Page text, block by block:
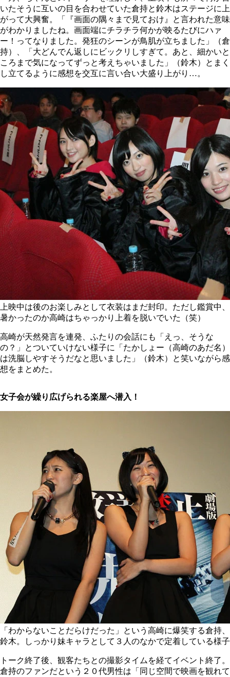
いたそうに互いの目を合わせていた倉持と鈴木はステージに上
がって大興奮。「『画面の隅々まで見ておけ』と言われた意味
がわかりましたね。画面端にチラチラ何かが映るたびにハァ
ー！ってなりました。発狂のシーンが鳥肌が立ちました」（倉
持）、「大どんでん返しにビックリしすぎて。あと、細かいと
ころまで気になってずっと考えちゃいました」（鈴木）とまく
し立てるように感想を交互に言い合い大盛り上がり…。
上映中は後のお楽しみとして衣装はまだ封印。ただし鑑賞中、
暑かったのか高崎はちゃっかり上着を脱いでいた（笑）
高崎が天然発言を連発、ふたりの会話にも「えっ、そうな
の？」とついていけない様子に「たかしょー（高崎のあだ名）
は洗脳しやすそうだなと思いました」（鈴木）と笑いながら感
想をまとめた。
女子会が繰り広げられる楽屋へ潜入！
「わからないことだらけだった」という高崎に爆笑する倉持、
鈴木。しっかり妹キャラとして３人のなかで定着している様子
トーク終了後、観客たちとの撮影タイムを経てイベント終了。
倉持のファンだという２０代男性は「同じ空間で映画を観れて